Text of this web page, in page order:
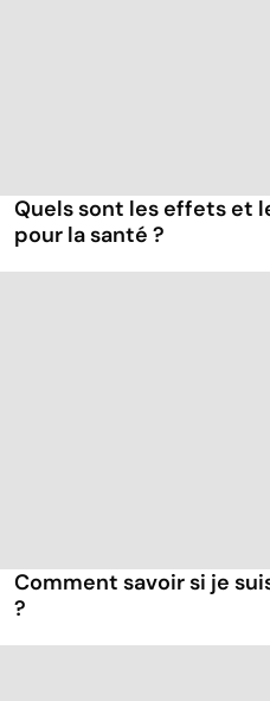
Quels sont les effets et
pour la santé ?
Comment savoir si je
?